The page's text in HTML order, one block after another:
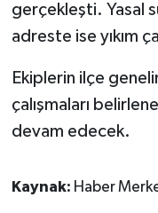
gerçekleşti. Yasal
adreste ise yıkım
Ekiplerin ilçe
çalışmaları
devam edecek.
Kaynak: Haber